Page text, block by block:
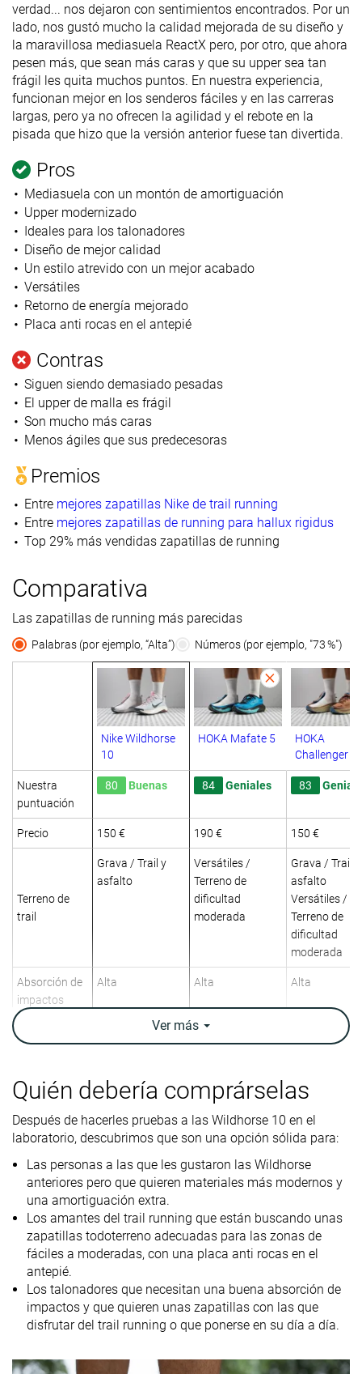
verdad... nos dejaron con sentimientos encontrados. Por un
lado, nos gustó mucho la calidad mejorada de su diseño y
la maravillosa mediasuela ReactX pero, por otro, que ahora
pesen más, que sean más caras y que su upper sea tan
frágil les quita muchos puntos. En nuestra experiencia,
funcionan mejor en los senderos fáciles y en las carreras
largas, pero ya no ofrecen la agilidad y el rebote en la
pisada que hizo que la versión anterior fuese tan divertida.
Pros
Mediasuela con un montón de amortiguación
Upper modernizado
Ideales para los talonadores
Diseño de mejor calidad
Un estilo atrevido con un mejor acabado
Versátiles
Retorno de energía mejorado
Placa anti rocas en el antepié
Contras
Siguen siendo demasiado pesadas
El upper de malla es frágil
Son mucho más caras
Menos ágiles que sus predecesoras
Premios
Entre mejores zapatillas Nike de trail running
Entre mejores zapatillas de running para hallux rigidus
Top 29% más vendidas zapatillas de running
Comparativa
Las zapatillas de running más parecidas
Palabras (por ejemplo, “Alta”) Números (por ejemplo, "73 %")
Nike Wildhorse
10
HOKA Mafate 5
HOKA
Challenger 8
Nuestra
puntuación
80 Buenas 84 Geniales 83
Precio 150 € 190 € 150 €
Terreno de
trail
Grava / Trail y
asfalto
Versátiles /
Terreno de
dificultad
moderada
Grava / Trail y
asfalto
Versátiles /
Terreno de
dificultad
moderada
Absorción de
impactos
Alta Alta Alta
energía
Moderado
Neutral
Peso
Peso marca
11 oz / 312g
11 oz / 311g
11.1 oz / 315g
11.7 oz / 332g
9.5 oz / 269g
9.7 oz / 275g
Drop
laboratorio
Drop marca
10.9 mm
9.5 mm 8.0 mm 8.0 mm
Técnica de
carrera
Medio/antepié
Talla
Tallan bien
Tallan un poquito
pequeño
Tallan bien
Rigidez de la
Equilibrada Blanda
Ver más
Quién debería comprárselas
Después de hacerles pruebas a las Wildhorse 10 en el
laboratorio, descubrimos que son una opción sólida para:
Las personas a las que les gustaron las Wildhorse
anteriores pero que quieren materiales más modernos y
una amortiguación extra.
Los amantes del trail running que están buscando unas
zapatillas todoterreno adecuadas para las zonas de
fáciles a moderadas, con una placa anti rocas en el
antepié.
Los talonadores que necesitan una buena absorción de
impactos y que quieren unas zapatillas con las que
disfrutar del trail running o que ponerse en su día a día.